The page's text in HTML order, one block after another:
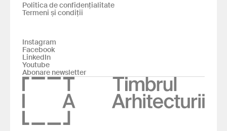
Politica de confidențialitate
Termeni și condiții
Instagram
Facebook
LinkedIn
Youtube
Abonare newsletter